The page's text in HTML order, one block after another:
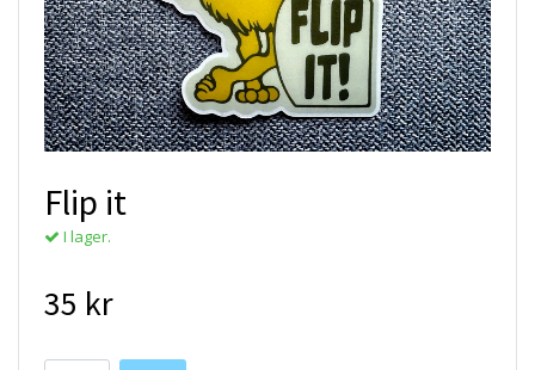
Flip it
I lager.
35 kr